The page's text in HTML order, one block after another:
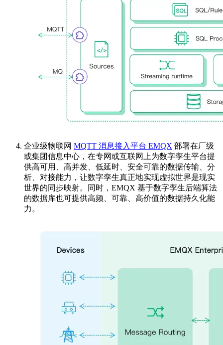
企业级物联网 MQTT 消息接入平台 EMQX 部署在厂级
或集团信息中心，在专网或互联网上为数字孪生平台提
供高可用、高并发、低延时、安全可靠的数据传输、分
析、对接能力，让数字孪生真正地实现虚拟世界是现实
世界的同步映射。同时，EMQX 基于数字孪生后端算法
的数据库也可提供高频、可靠、高价值的数据持久化能
力。